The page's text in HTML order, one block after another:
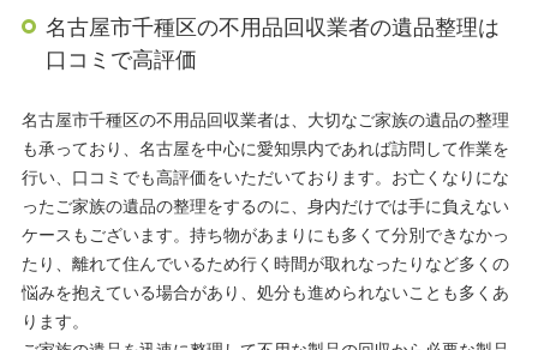
名古屋市千種区の不用品回収業者の遺品整理は
口コミで高評価
名古屋市千種区の不用品回収業者は、大切なご家族の遺品の整理
も承っており、名古屋を中心に愛知県内であれば訪問して作業を
行い、口コミでも高評価をいただいております。お亡くなりにな
ったご家族の遺品の整理をするのに、身内だけでは手に負えない
ケースもございます。持ち物があまりにも多くて分別できなかっ
たり、離れて住んでいるため行く時間が取れなったりなど多くの
悩みを抱えている場合があり、処分も進められないことも多くあ
ります。